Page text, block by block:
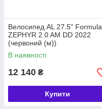
Велосипед AL 27.5" Formula
ZEPHYR 2.0 AM DD 2022
(червоний (м))
В наявності
12 140 ₴
Купити